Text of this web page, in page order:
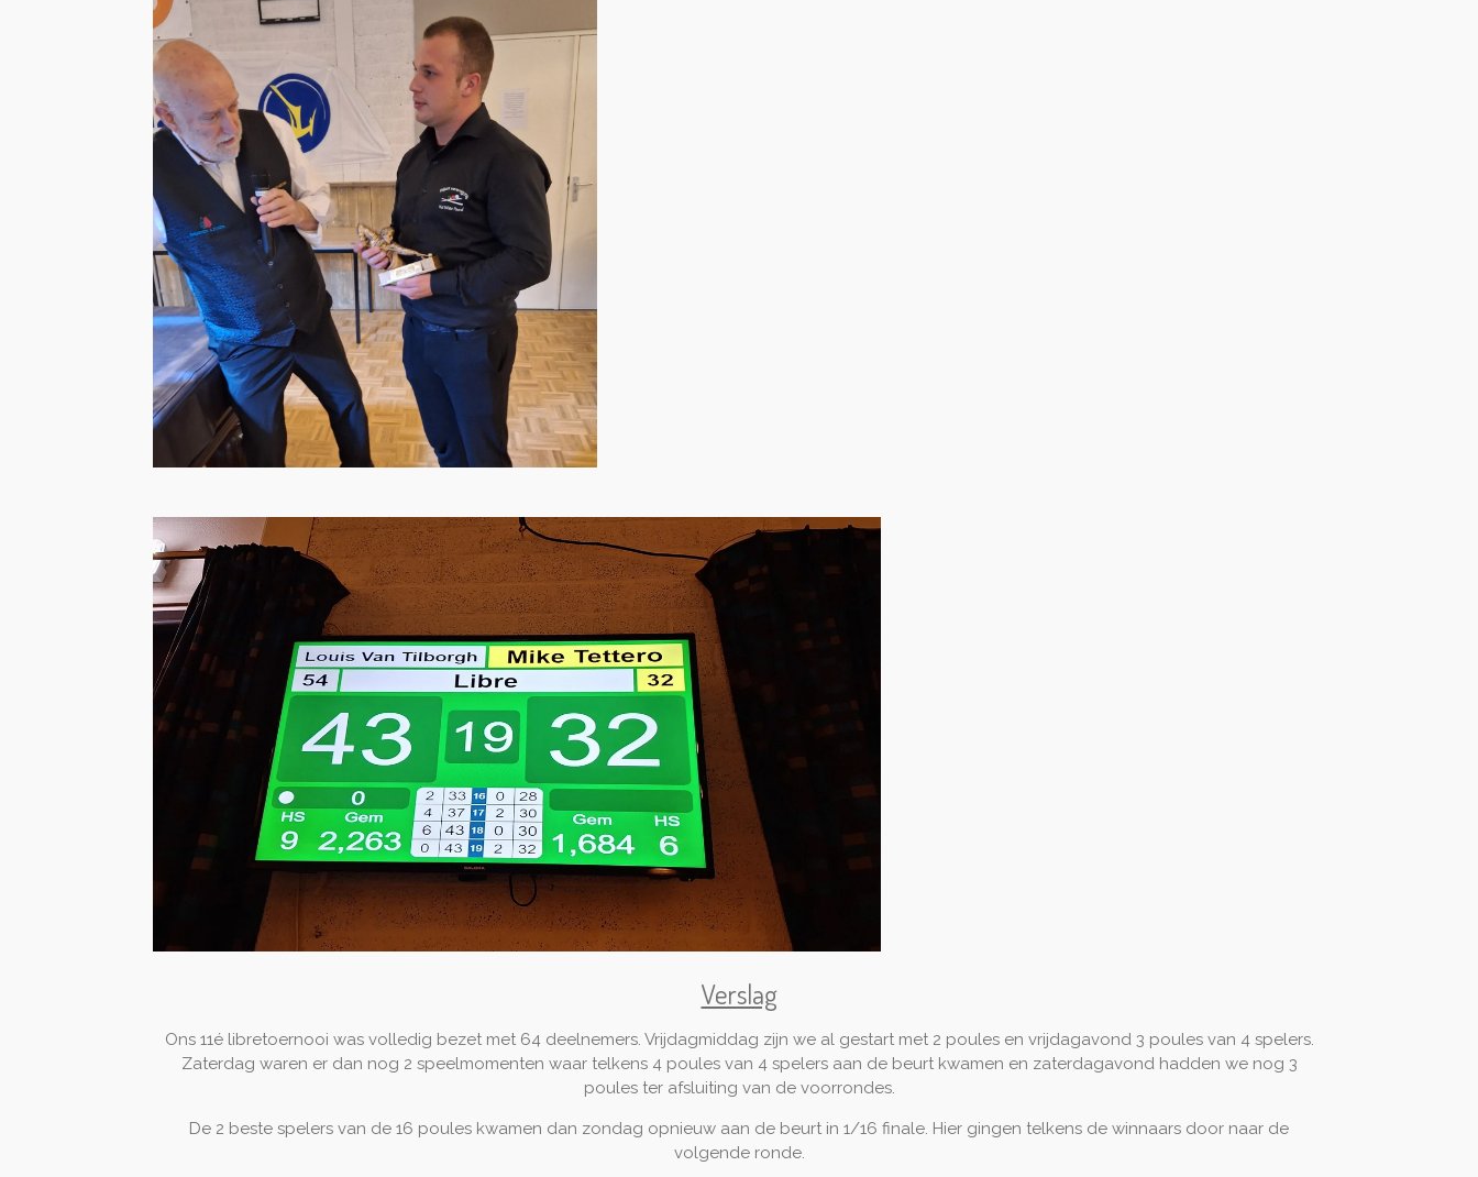
Verslag
Ons 11é libretoernooi was volledig bezet met 64 deelnemers. Vrijdagmiddag zijn we al gestart met 2 poules en vrijdagavond 3 poules van 4 spelers.
Zaterdag waren er dan nog 2 speelmomenten waar telkens 4 poules van 4 spelers aan de beurt kwamen en zaterdagavond hadden we nog 3
poules ter afsluiting van de voorrondes.
De 2 beste spelers van de 16 poules kwamen dan zondag opnieuw aan de beurt in 1/16 finale. Hier gingen telkens de winnaars door naar de
volgende ronde.